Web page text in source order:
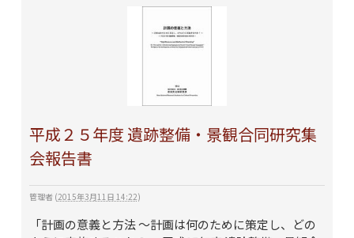
平成２５年度 遺跡整備・景観合同研究集
会報告書
管理者(2015年3月11日 14:22)
「計画の意義と方法 ～計画は何のために策定し、どの